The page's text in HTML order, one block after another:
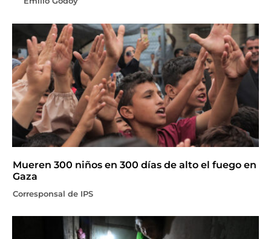
Mueren 300 niños en 300 días de alto el fuego en
Gaza
Corresponsal de IPS